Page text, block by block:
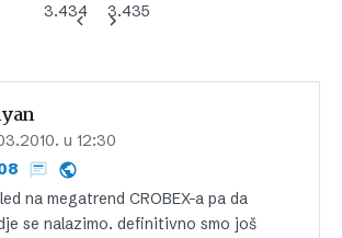
3.434
3.435
u 12:30
na megatrend CROBEX-a pa da
se nalazimo. definitivno smo još